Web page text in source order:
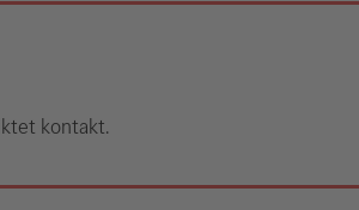
kontakt.